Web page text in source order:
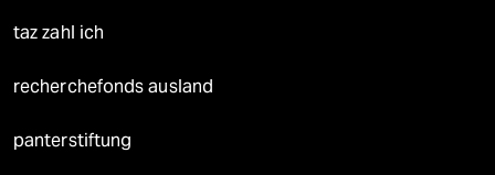
taz zahl ich
recherchefonds ausland
panterstiftung